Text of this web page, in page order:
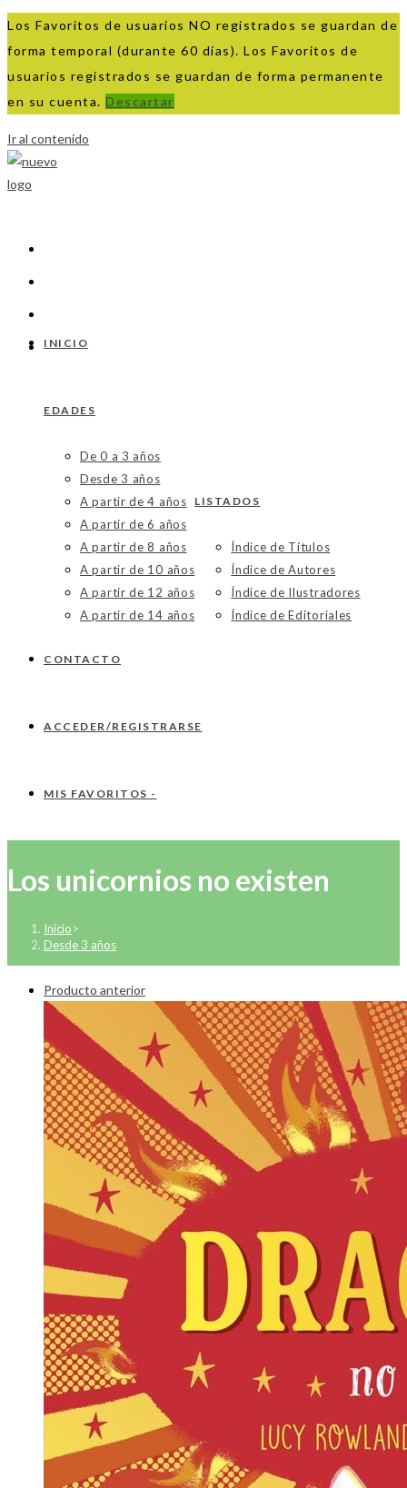
Los Favoritos de usuarios NO registrados se guardan de
forma temporal (durante 60 días). Los Favoritos de
usuarios registrados se guardan de forma permanente
en su cuenta. Descartar
Ir al contenido
INICIO
EDADES
De 0 a 3 años
Desde 3 años
A partir de 4 años
A partir de 6 años
A partir de 8 años
A partir de 10 años
A partir de 12 años
A partir de 14 años
LISTADOS
Índice de Títulos
Índice de Autores
Índice de Ilustradores
Índice de Editoriales
CONTACTO
ACCEDER/REGISTRARSE
MIS FAVORITOS -
Los unicornios no existen
Inicio>
Desde 3 años
Producto anterior